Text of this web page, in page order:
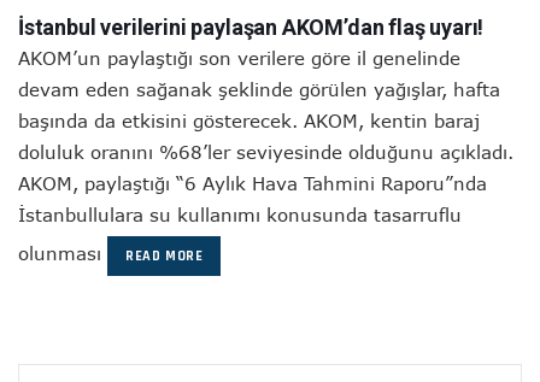
İstanbul verilerini paylaşan AKOM’dan flaş uyarı!
AKOM’un paylaştığı son verilere göre il genelinde
devam eden sağanak şeklinde görülen yağışlar, hafta
başında da etkisini gösterecek. AKOM, kentin baraj
doluluk oranını %68’ler seviyesinde olduğunu açıkladı.
AKOM, paylaştığı “6 Aylık Hava Tahmini Raporu”nda
İstanbullulara su kullanımı konusunda tasarruflu
olunması
READ MORE